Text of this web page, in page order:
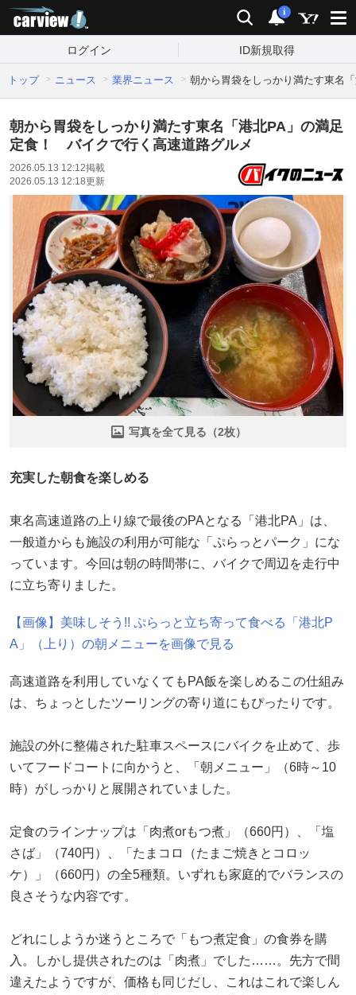
検索 通知
i
ログイン ID新規取得
トップ ニュース 業界ニュース 朝から胃袋をしっかり満たす東名
朝から胃袋をしっかり満たす東名「港北PA」の満足
定食！ バイクで行く高速道路グルメ
2026.05.13 12:12掲載
2026.05.13 12:18更新
写真を全て見る（2枚）
充実した朝食を楽しめる
東名高速道路の上り線で最後のPAとなる「港北PA」は、
一般道からも施設の利用が可能な「ぷらっとパーク」にな
っています。今回は朝の時間帯に、バイクで周辺を走行中
に立ち寄りました。
【画像】美味しそう!! ぷらっと立ち寄って食べる「港北P
A」（上り）の朝メニューを画像で見る
高速道路を利用していなくてもPA飯を楽しめるこの仕組み
は、ちょっとしたツーリングの寄り道にもぴったりです。
施設の外に整備された駐車スペースにバイクを止めて、歩
いてフードコートに向かうと、「朝メニュー」（6時～10
時）がしっかりと展開されていました。
定食のラインナップは「肉煮orもつ煮」（660円）、「塩
さば」（740円）、「たまコロ（たまご焼きとコロッ
ケ）」（660円）の全5種類。いずれも家庭的でバランスの
良さそうな内容です。
どれにしようか迷うところで「もつ煮定食」の食券を購
入。しかし提供されたのは「肉煮」でした……。先方で間
違えたようですが、価格も同じだし、これはこれで楽しん